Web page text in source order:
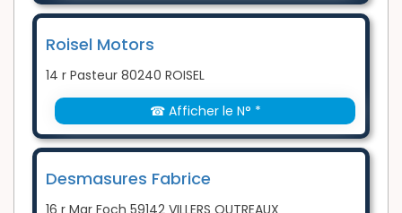
Roisel Motors
14 r Pasteur 80240 ROISEL
☎ Afficher le N° *
Desmasures Fabrice